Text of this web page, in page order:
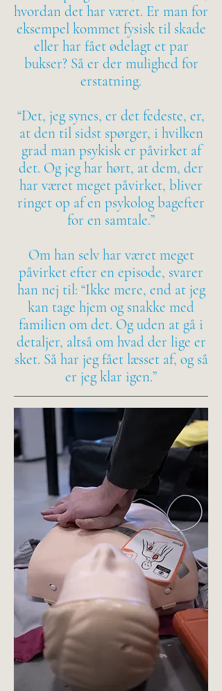
hvordan det har været. Er man for
eksempel kommet fysisk til skade
eller har fået ødelagt et par
bukser? Så er der mulighed for
erstatning.
“Det, jeg synes, er det fedeste, er,
at den til sidst spørger, i hvilken
grad man psykisk er påvirket af
det. Og jeg har hørt, at dem, der
har været meget påvirket, bliver
ringet op af en psykolog bagefter
for en samtale.”
Om han selv har været meget
påvirket efter en episode, svarer
han nej til: “Ikke mere, end at jeg
kan tage hjem og snakke med
familien om det. Og uden at gå i
detaljer, altså om hvad der lige er
sket. Så har jeg fået læsset af, og så
er jeg klar igen.”